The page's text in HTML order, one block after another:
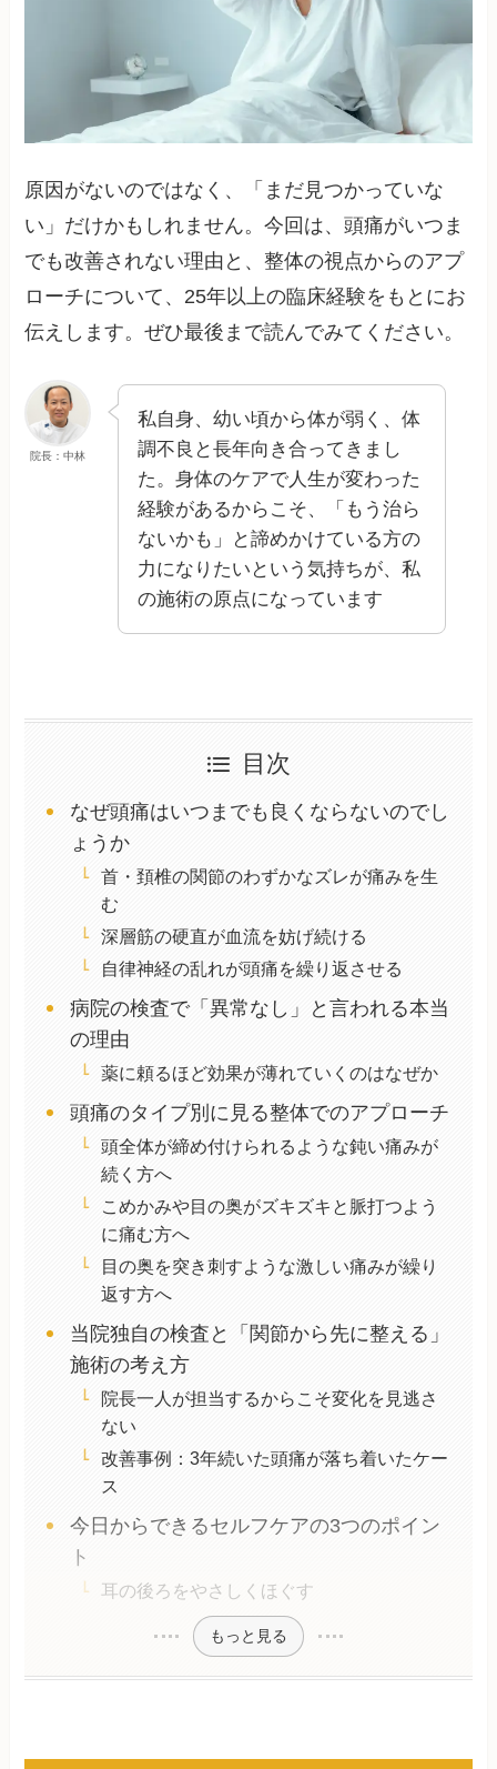
原因がないのではなく、「まだ見つかっていな
い」だけかもしれません。今回は、頭痛がいつま
でも改善されない理由と、整体の視点からのアプ
ローチについて、25年以上の臨床経験をもとにお
伝えします。ぜひ最後まで読んでみてください。
院長：中林
私自身、幼い頃から体が弱く、体
調不良と長年向き合ってきまし
た。身体のケアで人生が変わった
経験があるからこそ、「もう治ら
ないかも」と諦めかけている方の
力になりたいという気持ちが、私
の施術の原点になっています
目次
なぜ頭痛はいつまでも良くならないのでし
ょうか
首・頚椎の関節のわずかなズレが痛みを生
む
深層筋の硬直が血流を妨げ続ける
自律神経の乱れが頭痛を繰り返させる
病院の検査で「異常なし」と言われる本当
の理由
薬に頼るほど効果が薄れていくのはなぜか
頭痛のタイプ別に見る整体でのアプローチ
頭全体が締め付けられるような鈍い痛みが
続く方へ
こめかみや目の奥がズキズキと脈打つよう
に痛む方へ
目の奥を突き刺すような激しい痛みが繰り
返す方へ
当院独自の検査と「関節から先に整える」
施術の考え方
院長一人が担当するからこそ変化を見逃さ
ない
改善事例：3年続いた頭痛が落ち着いたケー
ス
今日からできるセルフケアの3つのポイン
ト
耳の後ろをやさしくほぐす
もっと見る